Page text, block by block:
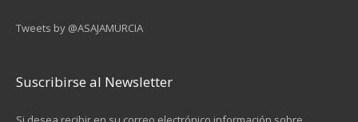
Tweets by @ASAJAMURCIA
Suscribirse al Newsletter